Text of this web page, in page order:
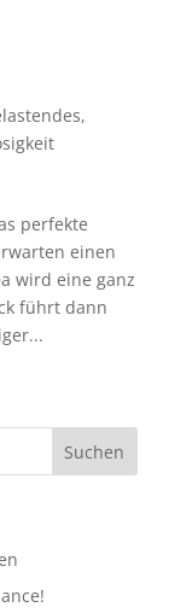
,
perfekte
einen
wird eine ganz
führt dann